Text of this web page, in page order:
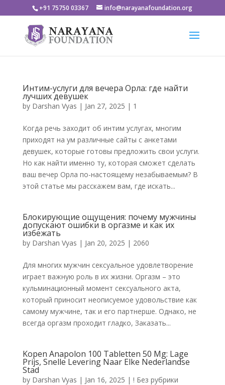
+91 75750 03367 info@narayanafoundation.org
Интим-услуги для вечера Орла: где найти
лучших девушек
by Darshan Vyas | Jan 27, 2025 | 1
Когда речь заходит об интим услугах, многим
приходят на ум различные сайты с анкетами
девушек, которые готовы предложить свои услуги.
Но как найти именно ту, которая сможет сделать
ваш вечер Орла по-настоящему незабываемым? В
этой статье мы расскажем вам, где искать...
Блокирующие ощущения: почему мужчины
допускают ошибки в оргазме и как их
избежать
by Darshan Vyas | Jan 20, 2025 | 2060
Для многих мужчин сексуальное удовлетворение
играет важную роль в их жизни. Оргазм – это
кульминационный момент сексуального акта,
который приносит неописуемое удовольствие как
самому мужчине, так и его партнерше. Однако, не
всегда оргазм проходит гладко, Заказать...
Kopen Anapolon 100 Tabletten 50 Mg: Lage
Prijs, Snelle Levering Naar Elke Nederlandse
Stad
by Darshan Vyas | Jan 16, 2025 | ! Без рубрики